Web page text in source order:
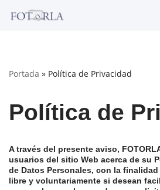
Portada » Política de Privacidad
Política de
A través del presente aviso,
usuarios del sitio Web acerca de su
de Datos Personales, con la
libre y voluntariamente si desean